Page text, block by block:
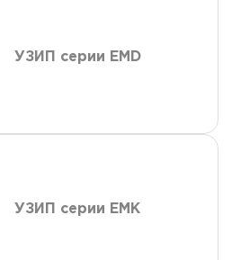
УЗИП серии EMD
УЗИП серии EMK